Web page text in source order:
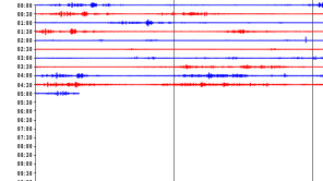
00:00
00:30
01:00
01:30
02:00
02:30
03:00
03:30
04:00
04:30
05:00
05:30
06:00
06:30
07:00
07:30
08:00
08:30
09:00
09:30